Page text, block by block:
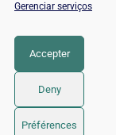
Gerenciar serviços
Accepter
Deny
Préférences
CATEGORIA